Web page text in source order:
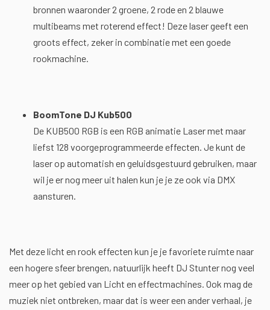
bronnen waaronder 2 groene, 2 rode en 2 blauwe
multibeams met roterend effect! Deze laser geeft een
groots effect, zeker in combinatie met een goede
rookmachine.
BoomTone DJ Kub500
De KUB500 RGB is een RGB animatie Laser met maar
liefst 128 voorgeprogrammeerde effecten. Je kunt de
laser op automatish en geluidsgestuurd gebruiken, maar
wil je er nog meer uit halen kun je je ze ook via DMX
aansturen.
Met deze licht en rook effecten kun je je favoriete ruimte naar
een hogere sfeer brengen, natuurlijk heeft DJ Stunter nog veel
meer op het gebied van Licht en effectmachines. Ook mag de
muziek niet ontbreken, maar dat is weer een ander verhaal, je